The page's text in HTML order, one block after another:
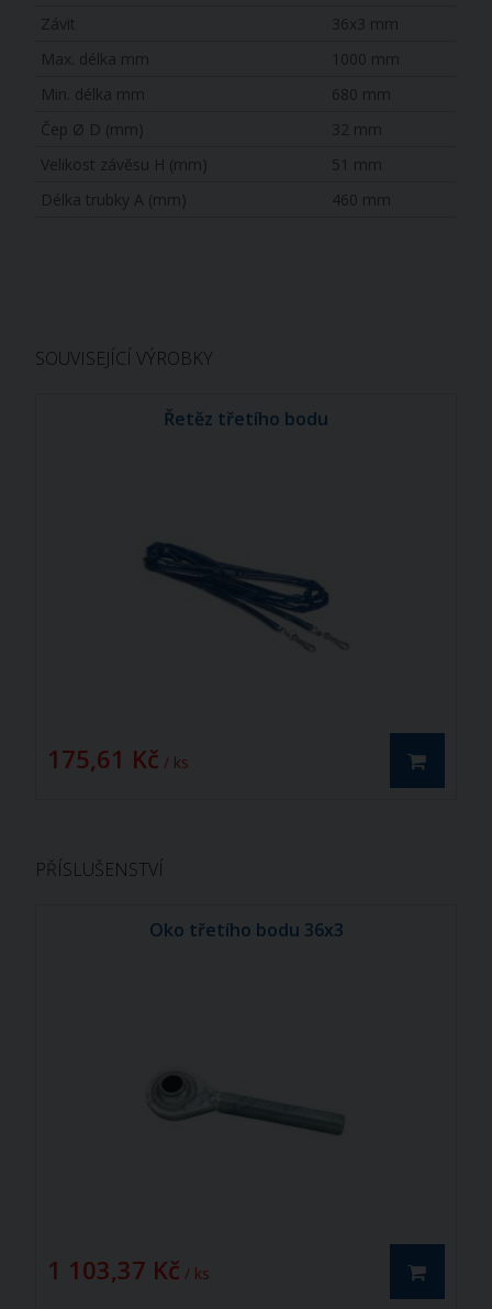
Závit
36x3 mm
Max. délka mm
1000 mm
Min. délka mm
680 mm
Čep Ø D (mm)
32 mm
Velikost závěsu H (mm)
51 mm
Délka trubky A (mm)
460 mm
SOUVISEJÍCÍ VÝROBKY
Řetěz třetího bodu
175,61 Kč / ks
PŘÍSLUŠENSTVÍ
Oko třetího bodu 36x3
1 103,37 Kč / ks